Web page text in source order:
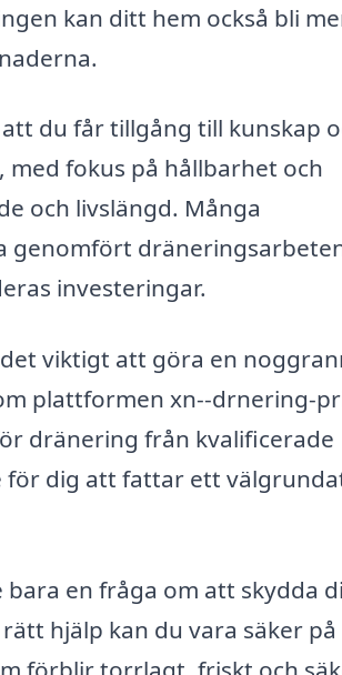
kan ditt hem också bli
du får tillgång till kunskap
fokus på hållbarhet och
och livslängd. Många
genomfört
investeringar.
viktigt att göra en
plattformen xn--drnering-
dränering från kvalificerade
för dig att fattar ett
en fråga om att skydda
hjälp kan du vara säker